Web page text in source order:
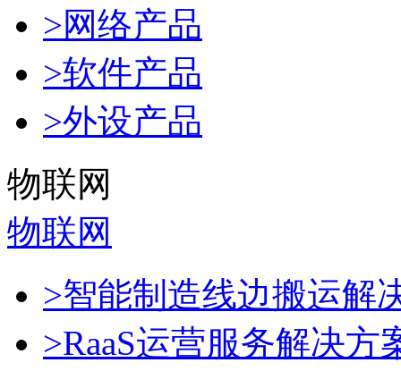
>网络产品
>软件产品
>外设产品
物联网
物联网
>智能制造线边搬运解
>RaaS运营服务解决方